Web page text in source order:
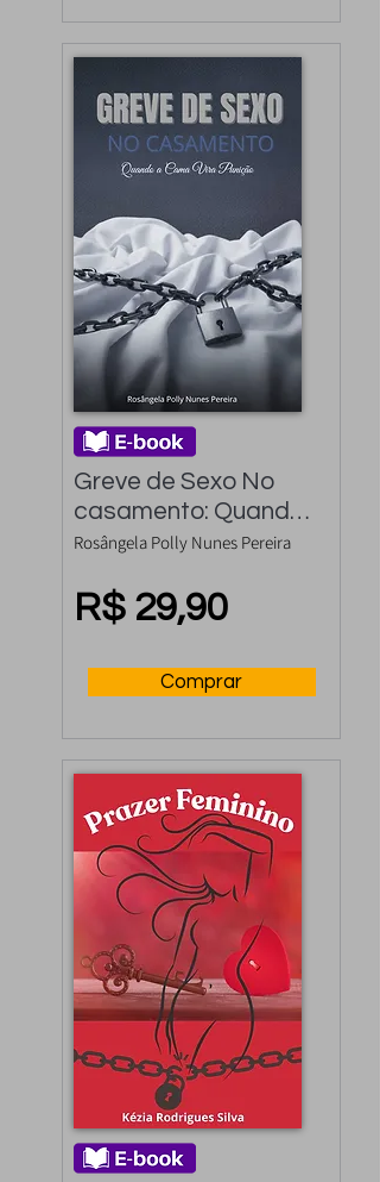
Greve de Sexo No
casamento: Quando
a Cama Vira Punição
Rosângela Polly Nunes Pereira
R$ 29,90
Comprar